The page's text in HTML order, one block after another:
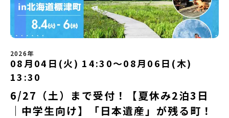
ただいた方の中から抽選の上、締め切り日から1週間を目途に、お申
し込み時に記入いただいたメールアドレス宛に「当選／落選メー
ル」をお送りいたします。当選者は、メールに記載された「当選確
認フォーム」に３日以内に回答いただき、確認フォームの提出をも
にご回答いただけない場合は、当選を取り消しとさせていただきま
す。当選取り消しがあった場合は、繰り上げ当選者へご連絡させて
いただきます。登録メールアドレスの変更をご希望の場合は下記の
地域みらい留学公式LINEよりご連絡をお願いします。※受信制限設
定をしていると、通知メールをお受け取りいただけません。その場
合は、「@miratabi.jp」からのメールを受信できるよう設定をお願
いいたします。※結果に関する個別のお問合せにはお答えしており
ィ・体験費用・一部の食事代*以下の費用は参加者のご負担となりま
す・集合場所までの往復交通費・お土産代や自由時間の個人飲食費
などの個人的費用【募集人数】最大10名（お申し込み多数の場合は
抽選の上決定）【参加者決定】お申し込み多数の場合は、締め切り
間】申込期間が延長になりました！5月7日(木)12：00 から 6月4日
(木) 12：00まで疑問も不安もワクワクに変える！「おためし地域留
学」ステップアップ説明会プログラムの内容を詳しく知りたい方
や、お申し込みを迷われている方向けにZoomでのオンライン配信
を行います。知りたい情報のレベルに合わせて、以下の2つのステッ
プをご活用ください。【STEP 1】全体オンライン説明会（アーカイ
ブ動画を公開中！）〜まずは「おためし地域留学」を知りたい方
にチャレンジ -竹灯籠づくりを創って灯りをともす「みんなで
BBQ」「2日目の振り返り会」＜3日目＞（AM）「3日間の振り返り
ワーク」 -みんなで振り返り対話（PM） 13:00頃 解散（出水駅）
※天候の状況や参加人数によってプログラムを変更する場合がござ
（月）〜 8月5日（水）※参加が確定した方には7月7日(火) 18:30-
20:00に「参加者向け事前オンライン会」をご案内する予定です。必
ず参加をお願いします。【集合場所・時間】出水駅 8月3日(月)
13:30 集合【解散場所・時間】出水駅 8月5日(水) 12:00 解散【対
象】中学生2～3年生【宿泊先】現在調整中※1室に複数名(同性)で宿
泊いただく予定です。【旅行代金】無料※旅行代金に含まれる費用
のうち、以下の内容が無料となります：・宿泊費（2泊分）・プログ
になる。いつか留学してみたい！」そんな中学生のみなさんにおす
すめ！「おためし地域留学体験」は、日本全国約200の高校と連携し
ながら地域の枠を超えて学校生活を送ることができる「地域みらい
留学」をプチ体験できるプログラムです。はじめてでも安心！現地
ではスタッフがしっかりとサポートいたします。今回のフィールド
は「岩手県八幡平市（はちまんたいし）」岩手県八幡平市（はちま
んたいし）は北西部にあり、秋田県との県境にある自然豊かな町で
す。町の約83％は「森林」！標高1,000mを超える山岳地帯や高原
もあり緑が豊かな大自然を感じることができ、新緑、山菜の春、花
の夏、紅葉の秋、スキーや樹氷の冬と四季ごとに美しい景色を見る
ことのできるユニークな町です。「十和田八幡平（とわだはちまん
たい）国立公園」では登山やトレッキング、「安比高原（あっぴこ
2026年
08月04日(火) 14:30〜08月06日(木)
13:30
6/27（土）まで受付！【夏休み2泊3日
｜中学生向け】「日本遺産」が残る町！